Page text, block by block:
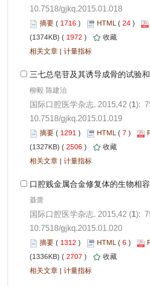
10.7518/gjkq.2015.01.018
1716 ) 24 )
1972 )
|
):
10.7518/gjkq.2015.01.019
1291 ) 7 )
2506 )
|
):
10.7518/gjkq.2015.01.020
1312 ) 6 )
2707 )
|